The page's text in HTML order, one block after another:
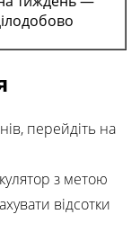
перейдіть на
з метою
відсотки